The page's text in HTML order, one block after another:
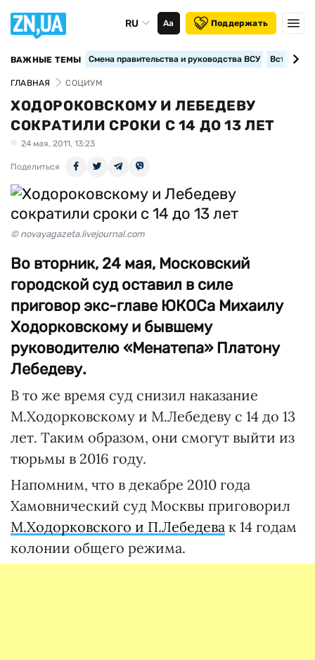
RU Аа Поддержать
ВАЖНЫЕ ТЕМЫ Смена правительства и руководства ВСУ
ГЛАВНАЯ СОЦИУМ
ХОДОРОКОВСКОМУ И ЛЕБЕДЕВУ
СОКРАТИЛИ СРОКИ С 14 ДО 13 ЛЕТ
24 мая, 2011, 13:23
Поделиться
© novayagazeta.livejournal.com
Во вторник, 24 мая, Московский
городской суд оставил в силе
приговор экс-главе ЮКОСа Михаилу
Ходорковскому и бывшему
руководителю «Менатепа» Платону
Лебедеву.
В то же время суд снизил наказание
М.Ходорковскому и М.Лебедеву с 14 до 13
лет. Таким образом, они смогут выйти из
тюрьмы в 2016 году.
Напомним, что в декабре 2010 года
Хамовнический суд Москвы приговорил
М.Ходорковского и П.Лебедева к 14 годам
колонии общего режима.